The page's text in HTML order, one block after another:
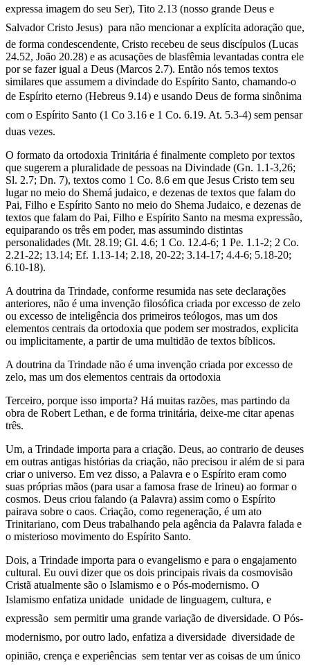
expressa imagem do seu Ser), Tito 2.13 (nosso grande Deus e
Salvador Cristo Jesus)  para não mencionar a explícita adoração que,
de forma condescendente, Cristo recebeu de seus discípulos (Lucas
24.52, João 20.28) e as acusações de blasfêmia levantadas contra ele
por se fazer igual a Deus (Marcos 2.7). Então nós temos textos
similares que assumem a divindade do Espírito Santo, chamando-o
de Espírito eterno (Hebreus 9.14) e usando Deus de forma sinônima
com o Espírito Santo (1 Co 3.16 e 1 Co. 6.19. At. 5.3-4) sem pensar
duas vezes.
O formato da ortodoxia Trinitária é finalmente completo por textos
que sugerem a pluralidade de pessoas na Divindade (Gn. 1.1-3,26;
Sl. 2.7; Dn. 7), textos como 1 Co. 8.6 em que Jesus Cristo tem seu
lugar no meio do Shemá judaico, e dezenas de textos que falam do
Pai, Filho e Espírito Santo no meio do Shema Judaico, e dezenas de
textos que falam do Pai, Filho e Espírito Santo na mesma expressão,
equiparando os três em poder, mas assumindo distintas
personalidades (Mt. 28.19; Gl. 4.6; 1 Co. 12.4-6; 1 Pe. 1.1-2; 2 Co.
2.21-22; 13.14; Ef. 1.13-14; 2.18, 20-22; 3.14-17; 4.4-6; 5.18-20;
6.10-18).
A doutrina da Trindade, conforme resumida nas sete declarações
anteriores, não é uma invenção filosófica criada por excesso de zelo
ou excesso de inteligência dos primeiros teólogos, mas um dos
elementos centrais da ortodoxia que podem ser mostrados, explicita
ou implicitamente, a partir de uma multidão de textos bíblicos.
A doutrina da Trindade não é uma invenção criada por excesso de
zelo, mas um dos elementos centrais da ortodoxia
Terceiro, porque isso importa? Há muitas razões, mas partindo da
obra de Robert Lethan, e de forma trinitária, deixe-me citar apenas
três.
Um, a Trindade importa para a criação. Deus, ao contrario de deuses
em outras antigas histórias da criação, não precisou ir além de si para
criar o universo. Em vez disso, a Palavra e o Espírito eram como
suas próprias mãos (para usar a famosa frase de Irineu) ao formar o
cosmos. Deus criou falando (a Palavra) assim como o Espírito
pairava sobre o caos. Criação, como regeneração, é um ato
Trinitariano, com Deus trabalhando pela agência da Palavra falada e
o misterioso movimento do Espírito Santo.
Dois, a Trindade importa para o evangelismo e para o engajamento
cultural. Eu ouvi dizer que os dois principais rivais da cosmovisão
Cristã atualmente são o Islamismo e o Pós-modernismo. O
Islamismo enfatiza unidade  unidade de linguagem, cultura, e
expressão  sem permitir uma grande variação de diversidade. O Pós-
modernismo, por outro lado, enfatiza a diversidade  diversidade de
opinião, crença e experiências  sem tentar ver as coisas de um único